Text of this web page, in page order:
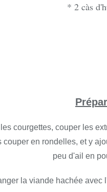
* 2 càs
courgettes, couper les
couper en rondelles, et y
peu d'ail en
la viande hachée avec